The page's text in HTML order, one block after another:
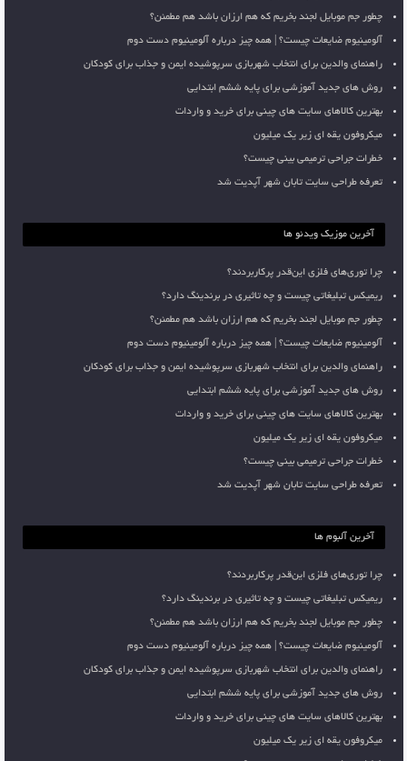
چطور جم موبایل لجند بخریم که هم ارزان باشد هم مطمئن؟
آلومینیوم ضایعات چیست؟ | همه چیز درباره آلومینیوم دست دوم
راهنمای والدین برای انتخاب شهربازی سرپوشیده ایمن و جذاب برای کودکان
روش های جدید آموزشی برای پایه ششم ابتدایی
بهترین کالاهای سایت های چینی برای خرید و واردات
میکروفون یقه ای زیر یک میلیون
خطرات جراحی ترمیمی بینی چیست؟
تعرفه طراحی سایت تابان شهر آپدیت شد
آخرین موزیک ویدئو ها
چرا توری‌های فلزی این‌قدر پرکاربردند؟
ریمیکس تبلیغاتی چیست و چه تاثیری در برندینگ دارد؟
چطور جم موبایل لجند بخریم که هم ارزان باشد هم مطمئن؟
آلومینیوم ضایعات چیست؟ | همه چیز درباره آلومینیوم دست دوم
راهنمای والدین برای انتخاب شهربازی سرپوشیده ایمن و جذاب برای کودکان
روش های جدید آموزشی برای پایه ششم ابتدایی
بهترین کالاهای سایت های چینی برای خرید و واردات
میکروفون یقه ای زیر یک میلیون
خطرات جراحی ترمیمی بینی چیست؟
تعرفه طراحی سایت تابان شهر آپدیت شد
آخرین آلبوم ها
چرا توری‌های فلزی این‌قدر پرکاربردند؟
ریمیکس تبلیغاتی چیست و چه تاثیری در برندینگ دارد؟
چطور جم موبایل لجند بخریم که هم ارزان باشد هم مطمئن؟
آلومینیوم ضایعات چیست؟ | همه چیز درباره آلومینیوم دست دوم
راهنمای والدین برای انتخاب شهربازی سرپوشیده ایمن و جذاب برای کودکان
روش های جدید آموزشی برای پایه ششم ابتدایی
بهترین کالاهای سایت های چینی برای خرید و واردات
میکروفون یقه ای زیر یک میلیون